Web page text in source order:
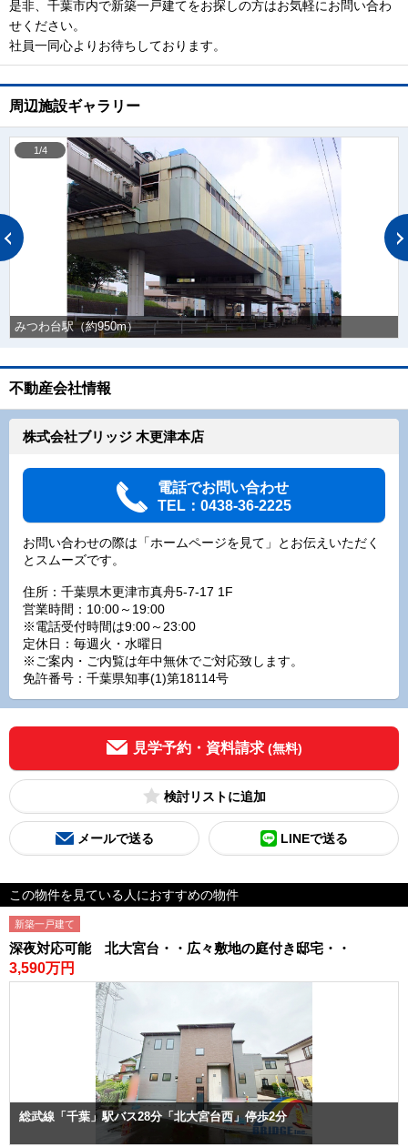
是非、千葉市内で新築一戸建てをお探しの方はお気軽にお問い合わ
せください。
社員一同心よりお待ちしております。
周辺施設ギャラリー
みつわ台駅（約950m）
1/4
不動産会社情報
株式会社ブリッジ 木更津本店
電話でお問い合わせ
TEL：0438-36-2225
お問い合わせの際は「ホームページを見て」とお伝えいただく
とスムーズです。
住所：千葉県木更津市真舟5-7-17 1F
営業時間：10:00～19:00
※電話受付時間は9:00～23:00
定休日：毎週火・水曜日
※ご案内・ご内覧は年中無休でご対応致します。
免許番号：千葉県知事(1)第18114号
見学予約・資料請求 (無料)
検討リスト
メールで送る LINEで送る
この物件を見ている人におすすめの物件
新築一戸建て
深夜対応可能 北大宮台・・広々敷地の庭付き邸宅・・
3,590万円
総武線「千葉」駅バス28分「北大宮台西」停歩2分